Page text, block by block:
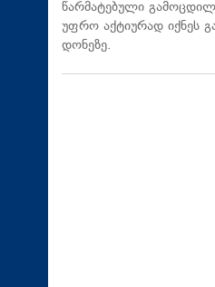
წარმატებული
უფრო აქტიურად იქნეს
დონეზე.